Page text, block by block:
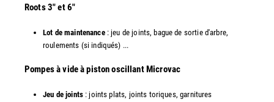
​Roots 3" et 6"
Lot de maintenance: jeu de joints, bague de sortie d'arbre,
roulements (si indiqués) ...
​​Pompes à vide à piston oscillant Microvac
Jeu de joints: joints plats, joints toriques, garnitures